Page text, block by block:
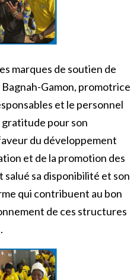
marques de soutien de
Gamon, promotrice
et le personnel
pour son
du développement
et de la promotion des
salué sa disponibilité et son
qui contribuent au bon
de ces structures